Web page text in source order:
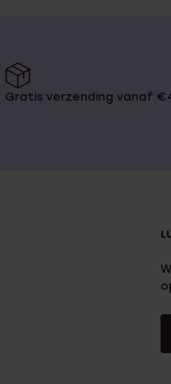
Gratis verzending vanaf